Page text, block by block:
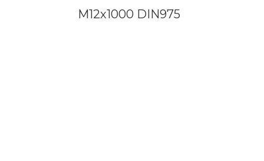
M12х1000 DIN975